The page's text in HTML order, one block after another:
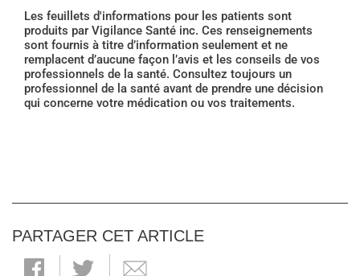
Les feuillets d'informations pour les patients sont
produits par Vigilance Santé inc. Ces renseignements
sont fournis à titre d’information seulement et ne
remplacent d’aucune façon l’avis et les conseils de vos
professionnels de la santé. Consultez toujours un
professionnel de la santé avant de prendre une décision
qui concerne votre médication ou vos traitements.
PARTAGER CET ARTICLE